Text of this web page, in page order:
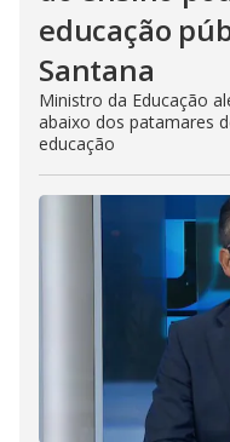
educação
Santana
Ministro da Educação
abaixo dos patamares
educação